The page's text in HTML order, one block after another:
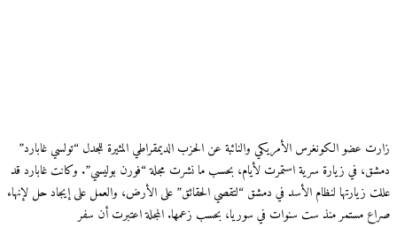
زارت عضو الكونغرس الأمريكي والنائبة عن الحزب الديمقراطي المثيرة للجدل “تولسي غابارد”
دمشق، في زيارة سرية استمرت لأيام، بحسب ما نشرت مجلة “فورن بوليسي”. وكانت غابارد قد
عللت زيارتها لنظام الأسد في دمشق “لتقصي الحقائق” على الأرض، والعمل على إيجاد حل لإنهاء
صراع مستمر منذ ست سنوات في سوريا، بحسب زعمها. المجلة اعتبرت أن سفر